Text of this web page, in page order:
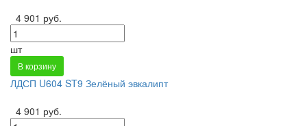
4 901 руб.
шт
В корзину
ЛДСП U604 ST9 Зелёный эвкалипт
4 901 руб.